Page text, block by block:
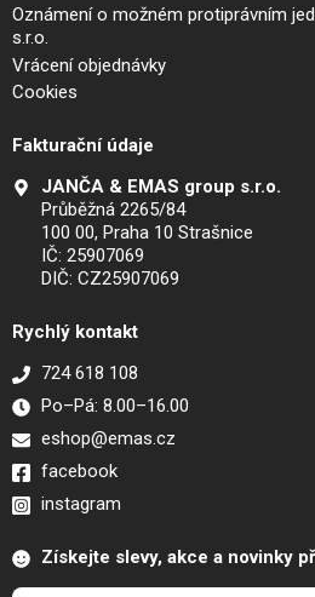
Oznámení o možném protiprávním
s.r.o.
Vrácení objednávky
Cookies
Fakturační údaje
JANČA & EMAS group s.r.o.
Průběžná 2265/84
100 00, Praha 10 Strašnice
IČ: 25907069
DIČ: CZ25907069
Rychlý kontakt
724 618 108
Po–Pá: 8.00–16.00
eshop@emas.cz
facebook
instagram
Získejte slevy, akce a novinky